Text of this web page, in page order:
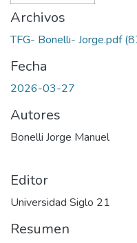
Archivos
TFG- Bonelli- Jorge.pdf
Fecha
2026-03-27
Autores
Bonelli Jorge Manuel
Editor
Universidad Siglo 21
Resumen